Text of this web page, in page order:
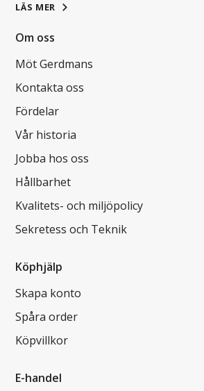
LÄS MER
Om oss
Möt Gerdmans
Kontakta oss
Fördelar
Vår historia
Jobba hos oss
Hållbarhet
Kvalitets- och miljöpolicy
Sekretess och Teknik
Köphjälp
Skapa konto
Spåra order
Köpvillkor
E-handel